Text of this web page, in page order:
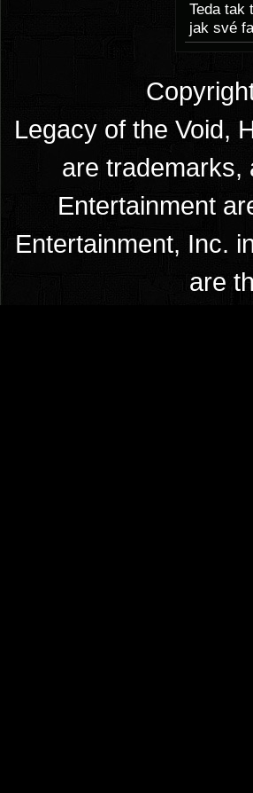
Teda tak
jak své
Legacy of the Void,
are trademarks,
Entertainment
Entertainment, Inc.
are